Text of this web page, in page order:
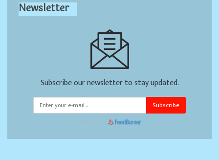
Newsletter
Subscribe our newsletter to stay updated.
Subscribe